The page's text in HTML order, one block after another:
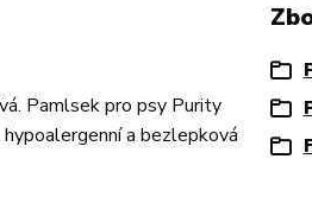
Pamlsek pro psy Purity
a bezlepková